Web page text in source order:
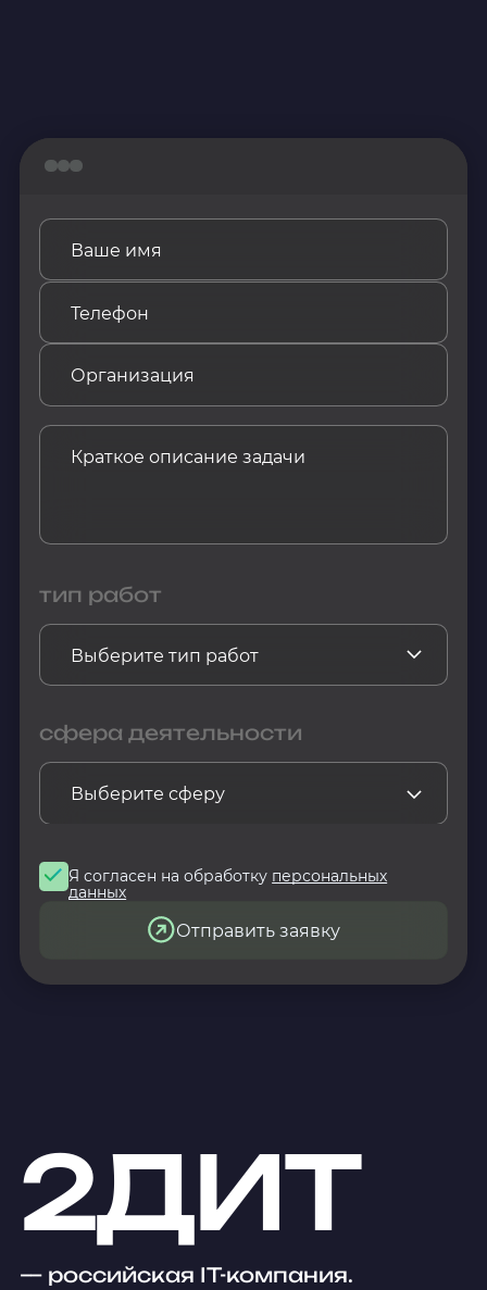
тип работ
сфера деятельности
Я согласен на обработку персональных
данных
Отправить заявку
2ДИТ
— российская IT-компания.